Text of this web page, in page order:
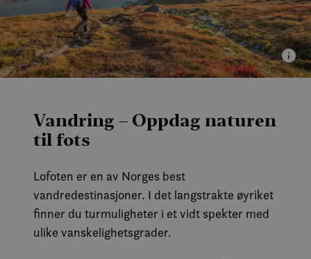
Vandring – Oppdag naturen
til fots
Lofoten er en av Norges best
vandredestinasjoner. I det langstrakte øyriket
finner du turmuligheter i et vidt spekter med
ulike vanskelighetsgrader.